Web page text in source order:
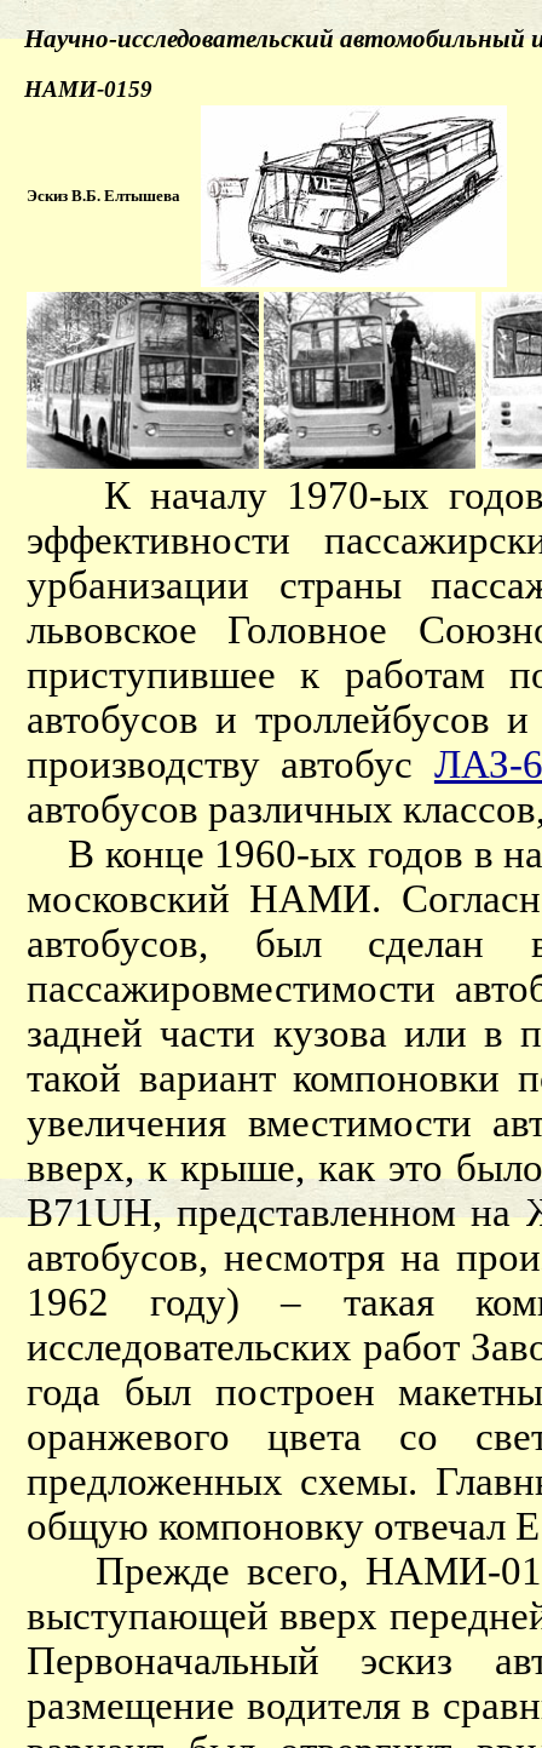
Научно-исследовательский
НАМИ-0159
Эскиз В.Б. Елтышева
К началу 1970-ых годов
эффективности
урбанизации страны
львовское Головное
приступившее к работам
автобусов и троллейбусов
производству автобус ЛАЗ-
автобусов различных
В конце 1960-ых годов в
московский НАМИ.
автобусов, был сделан
пассажировместимости
задней части кузова или
такой вариант
увеличения вместимости
вверх, к крыше, как это
B71UH, представленном на
автобусов, несмотря на
1962 году) – такая
исследовательских работ
года был построен
оранжевого цвета со
предложенных схемы.
общую компоновку отвечал
Прежде всего, НАМИ-
выступающей вверх
Первоначальный эскиз
размещение водителя в